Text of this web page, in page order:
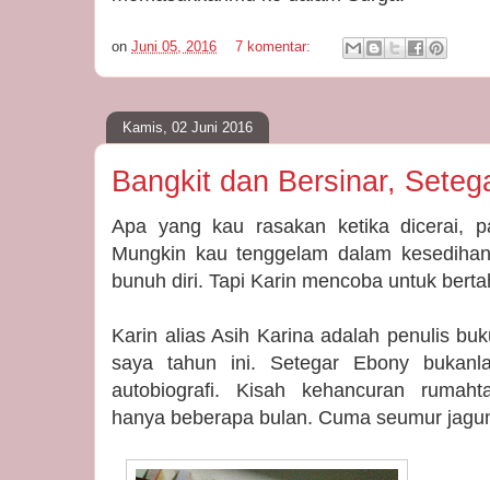
on Juni 05, 2016 7 komentar:
Kamis, 02 Juni 2016
Bangkit dan Bersinar,
Apa yang kau rasakan ketika dicerai,
Mungkin kau tenggelam dalam
bunuh diri. Tapi Karin mencoba untuk
Karin alias Asih Karina adalah penulis
saya tahun ini. Setegar Ebony
autobiografi. Kisah kehancuran
hanya beberapa bulan. Cuma seumur